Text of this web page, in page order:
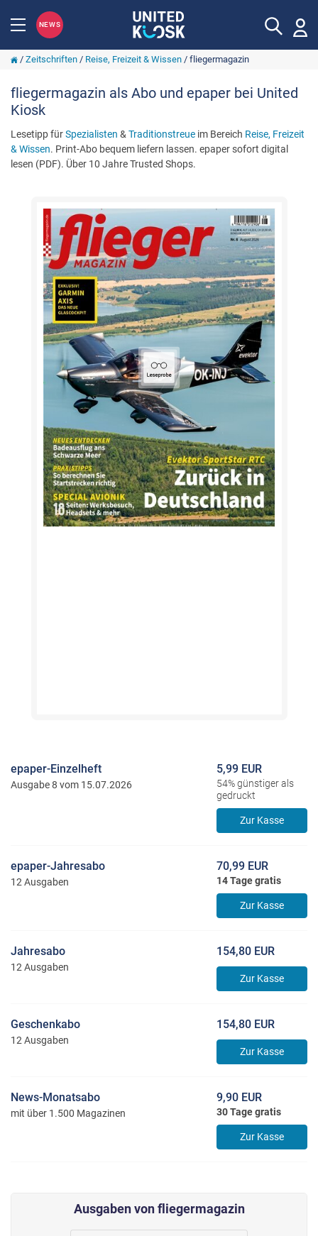
NEWS
/ Zeitschriften/ Reise, Freizeit & Wissen/ fliegermagazin
fliegermagazin als Abo und epaper bei United
Kiosk
Lesetipp fürSpezialisten & Traditionstreue im Bereich Reise, Freizeit
& Wissen. Print-Abo bequem liefern lassen. epaper sofort digital
lesen (PDF). Über 10 Jahre Trusted Shops.
epaper-Einzelheft
Ausgabe 8 vom 15.07.2026
5,99 EUR
54% günstiger als
gedruckt
Zur Kasse
epaper-Jahresabo
12 Ausgaben
70,99 EUR
14 Tage gratis
Zur Kasse
Jahresabo
12 Ausgaben
154,80 EUR
Zur Kasse
Geschenkabo
12 Ausgaben
154,80 EUR
Zur Kasse
News-Monatsabo
mit über 1.500 Magazinen
9,90 EUR
30 Tage gratis
Zur Kasse
Ausgaben von fliegermagazin